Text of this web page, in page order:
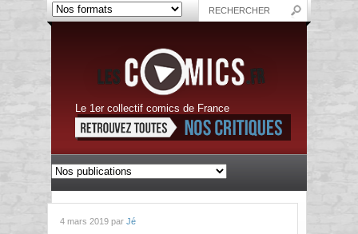
Le 1er collectif comics de France
4 mars 2019 par Jé